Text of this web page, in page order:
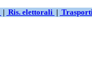
| Ris. elettorali |